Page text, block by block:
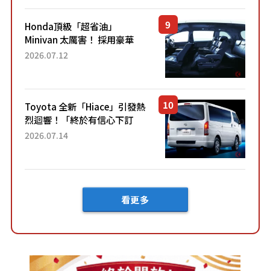
Honda頂級「超省油」
Minivan 太厲害！ 採用豪華
「真皮座椅」與專屬「黑色內
「三...
2026.07.12
Toyota 全新「Hiace」引發熱
烈迴響！「終於有信心下訂
了！」「哪個等級交車最
車？...
2026.07.14
看更多